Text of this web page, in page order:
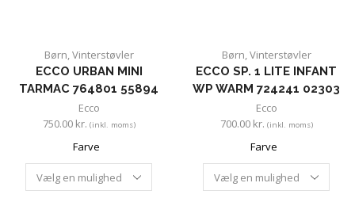
Børn,Vinterstøvler
ECCO URBAN MINI
TARMAC 764801 55894
Ecco
750.00 kr. (inkl. moms)
Farve
Børn,Vinterstøvler
ECCO SP. 1 LITE INFANT
WP WARM 724241 02303
Ecco
700.00 kr. (inkl. moms)
Farve